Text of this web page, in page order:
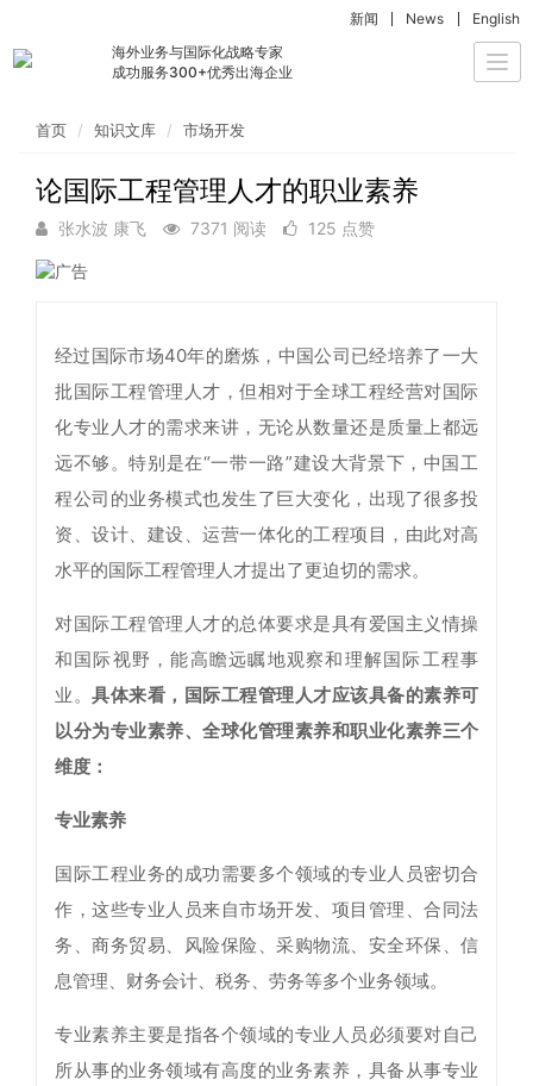
海外业务与国际化战略专家
成功服务300+优秀出海企业
新闻 News English
首页 知识文库 市场开发
论国际工程管理人才的职业素养
张水波 康飞 7371 阅读 125 点赞
经过国际市场40年的磨炼，中国公司已经培养了一大
批国际工程管理人才，但相对于全球工程经营对国际
化专业人才的需求来讲，无论从数量还是质量上都远
远不够。特别是在“一带一路”建设大背景下，中国工
程公司的业务模式也发生了巨大变化，出现了很多投
资、设计、建设、运营一体化的工程项目，由此对高
水平的国际工程管理人才提出了更迫切的需求。
对国际工程管理人才的总体要求是具有爱国主义情操
和国际视野，能高瞻远瞩地观察和理解国际工程事
业。 具体来看，国际工程管理人才应该具备的素养可
以分为专业素养、全球化管理素养和职业化素养三个
维度：
专业素养
国际工程业务的成功需要多个领域的专业人员密切合
作，这些专业人员来自市场开发、项目管理、合同法
务、商务贸易、风险保险、采购物流、安全环保、信
息管理、财务会计、税务、劳务等多个业务领域。
专业素养主要是指各个领域的专业人员必须要对自己
所从事的业务领域有高度的业务素养，具备从事专业